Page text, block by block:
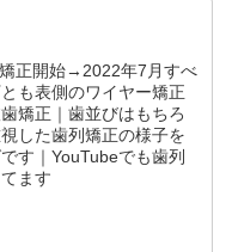
正開始→2022年7月すべ
も表側のワイヤー矯正
矯正｜歯並びはもちろ
した歯列矯正の様子を
す｜YouTubeでも歯列
ます